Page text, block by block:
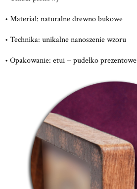
• Materiał: naturalne drewno bukowe
• Technika: unikalne nanoszenie wzoru
• Opakowanie: etui + pudełko prezentowe